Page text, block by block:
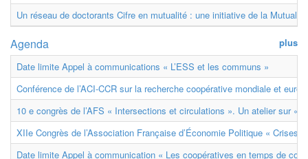
Un réseau de doctorants Cifre en mutualité : une initiative de la
plus
Agenda
Date limite Appel à communications « L’ESS et les communs »
Conférence de l’ACI-CCR sur la recherche coopérative mondiale et
10 e congrès de l’AFS « Intersections et circulations ». Un atelier sur «
XIIe Congrès de l’Association Française d’Économie Politique « Crises
Date limite Appel à communication « Les coopératives en temps de